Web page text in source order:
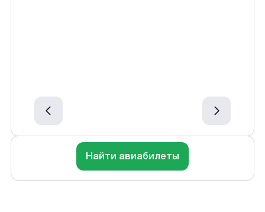
Найти авиабилеты